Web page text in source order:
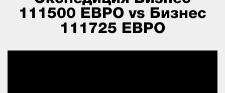
111500 ЕВРО vs Бизнес
111725 ЕВРО